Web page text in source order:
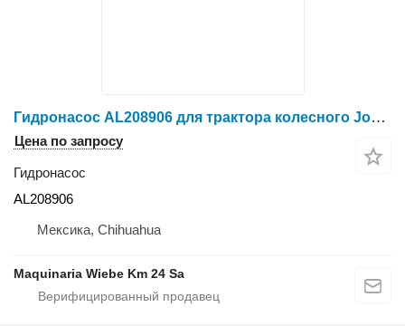
Гидронасос AL208906 для трактора колесного John Deere 6140R
Цена по запросу
Гидронасос
AL208906
Мексика, Chihuahua
Maquinaria Wiebe Km 24 Sa